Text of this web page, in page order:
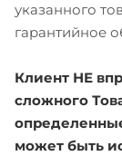
указанного
гарантийное
Клиент НЕ
сложного
может быть